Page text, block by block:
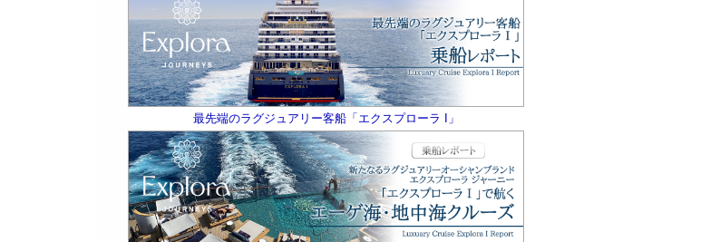
最先端のラグジュアリー客船「エクスプローラ I」